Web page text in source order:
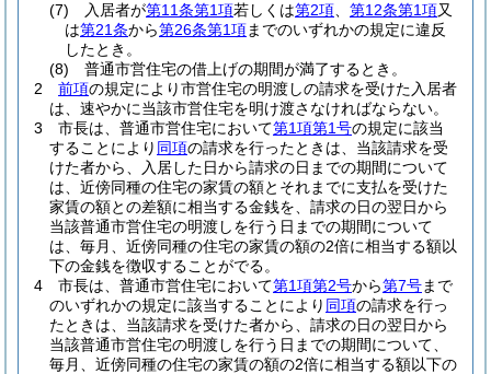
(7)
入居者が第11条第1項若しくは第2項 第12条第1項又
は第21条から第26条第1項までのいずれかの規定に違反
したとき。
(8)
普通市営住宅の借上げの期間が満了するとき。
2
前項の規定により市営住宅の明渡しの請求を受けた入居者
は、速やかに当該市営住宅を明け渡さなければならない。
3
市長は、普通市営住宅において第1項第1号の規定に該当
することにより 同項の請求を行ったときは、当該請求を受
けた者から、入居した日から請求の日までの期間について
は、近傍同種の住宅の家賃の額とそれまでに支払を受けた
家賃の額との差額に相当する金銭を、請求の日の翌日から
当該普通市営住宅の明渡しを行う日までの期間について
は、毎月、近傍同種の住宅の家賃の額の2倍に相当する額以
下の金銭を徴収することがでる。
4
市長は、普通市営住宅において第1項第2号から第7号まで
のいずれかの規定に該当することにより 同項の請求を行っ
たときは、当該請求を受けた者から、請求の日の翌日から
当該普通市営住宅の明渡しを行う日までの期間について、
毎月、近傍同種の住宅の家賃の額の2倍に相当する額以下の